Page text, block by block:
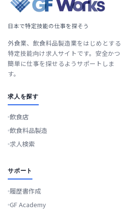
日本で特定技能の仕事を探そう
外食業、飲食料品製造業をはじめとする
特定技能向け求人サイトです。安全かつ
簡単に仕事を探せるようサポートしま
す。
求人を探す
飲食店
飲食料品製造
求人検索
サポート
履歴書作成
GF Academy